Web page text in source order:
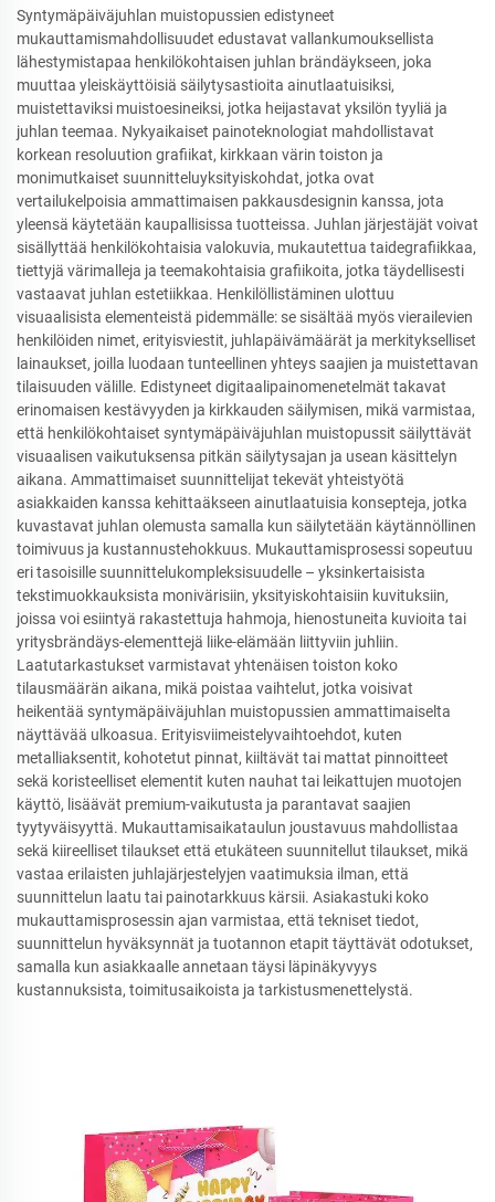
Syntymäpäiväjuhlan muistopussien edistyneet
mukauttamismahdollisuudet edustavat vallankumouksellista
lähestymistapaa henkilökohtaisen juhlan brändäykseen, joka
muuttaa yleiskäyttöisiä säilytysastioita ainutlaatuisiksi,
muistettaviksi muistoesineiksi, jotka heijastavat yksilön tyyliä ja
juhlan teemaa. Nykyaikaiset painoteknologiat mahdollistavat
korkean resoluution grafiikat, kirkkaan värin toiston ja
monimutkaiset suunnitteluyksityiskohdat, jotka ovat
vertailukelpoisia ammattimaisen pakkausdesignin kanssa, jota
yleensä käytetään kaupallisissa tuotteissa. Juhlan järjestäjät voivat
sisällyttää henkilökohtaisia valokuvia, mukautettua taidegrafiikkaa,
tiettyjä värimalleja ja teemakohtaisia grafiikoita, jotka täydellisesti
vastaavat juhlan estetiikkaa. Henkilöllistäminen ulottuu
visuaalisista elementeistä pidemmälle: se sisältää myös vierailevien
henkilöiden nimet, erityisviestit, juhlapäivämäärät ja merkitykselliset
lainaukset, joilla luodaan tunteellinen yhteys saajien ja muistettavan
tilaisuuden välille. Edistyneet digitaalipainomenetelmät takavat
erinomaisen kestävyyden ja kirkkauden säilymisen, mikä varmistaa,
että henkilökohtaiset syntymäpäiväjuhlan muistopussit säilyttävät
visuaalisen vaikutuksensa pitkän säilytysajan ja usean käsittelyn
aikana. Ammattimaiset suunnittelijat tekevät yhteistyötä
asiakkaiden kanssa kehittaäkseen ainutlaatuisia konsepteja, jotka
kuvastavat juhlan olemusta samalla kun säilytetään käytännöllinen
toimivuus ja kustannustehokkuus. Mukauttamisprosessi sopeutuu
eri tasoisille suunnittelukompleksisuudelle – yksinkertaisista
tekstimuokkauksista monivärisiin, yksityiskohtaisiin kuvituksiin,
joissa voi esiintyä rakastettuja hahmoja, hienostuneita kuvioita tai
yritysbrändäys-elementtejä liike-elämään liittyviin juhliin.
Laatutarkastukset varmistavat yhtenäisen toiston koko
tilausmäärän aikana, mikä poistaa vaihtelut, jotka voisivat
heikentää syntymäpäiväjuhlan muistopussien ammattimaiselta
näyttävää ulkoasua. Erityisviimeistelyvaihtoehdot, kuten
metalliaksentit, kohotetut pinnat, kiiltävät tai mattat pinnoitteet
sekä koristeelliset elementit kuten nauhat tai leikattujen muotojen
käyttö, lisäävät premium-vaikutusta ja parantavat saajien
tyytyväisyyttä. Mukauttamisaikataulun joustavuus mahdollistaa
sekä kiireelliset tilaukset että etukäteen suunnitellut tilaukset, mikä
vastaa erilaisten juhlajärjestelyjen vaatimuksia ilman, että
suunnittelun laatu tai painotarkkuus kärsii. Asiakastuki koko
mukauttamisprosessin ajan varmistaa, että tekniset tiedot,
suunnittelun hyväksynnät ja tuotannon etapit täyttävät odotukset,
samalla kun asiakkaalle annetaan täysi läpinäkyvyys
kustannuksista, toimitusaikoista ja tarkistusmenettelystä.